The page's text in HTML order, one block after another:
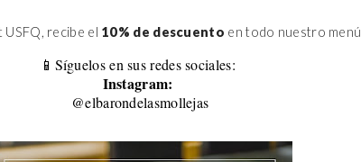
recibe el 10% de descuento en todo nuestro menú
📱Síguelos en sus redes sociales:
Instagram:
@elbarondelasmollejas